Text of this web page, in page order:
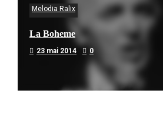
Melodia Ralix
La Boheme
23 mai 2014 0